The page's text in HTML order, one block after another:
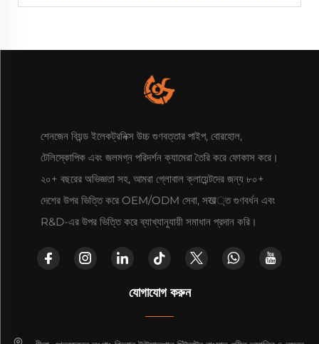
শেনজেন বিয়ন্ড ইলেকট্রনিক্স উচ্চ গুণবত্তার পাইপ, বোরহোল,
টেলিস্কোপিক এবং জলমগ্ন পরিদর্শন ক্যামেরা তৈরি করে ফোকাস করে।
২০+ বছরের অভিজ্ঞতা সহ, আমরা গ্লোবাল ক্লায়েন্টদের জন্য ৮০+
দেশের উপর ভিত্তি করে OEM/ODM সেবা, সख্ত গুণবর্ধন এবং
R&D-এর উপর ভিত্তি করে ব্যাখ্যানুযায়ী সমাধান প্রদান করি।
যোগাযোগ করুন